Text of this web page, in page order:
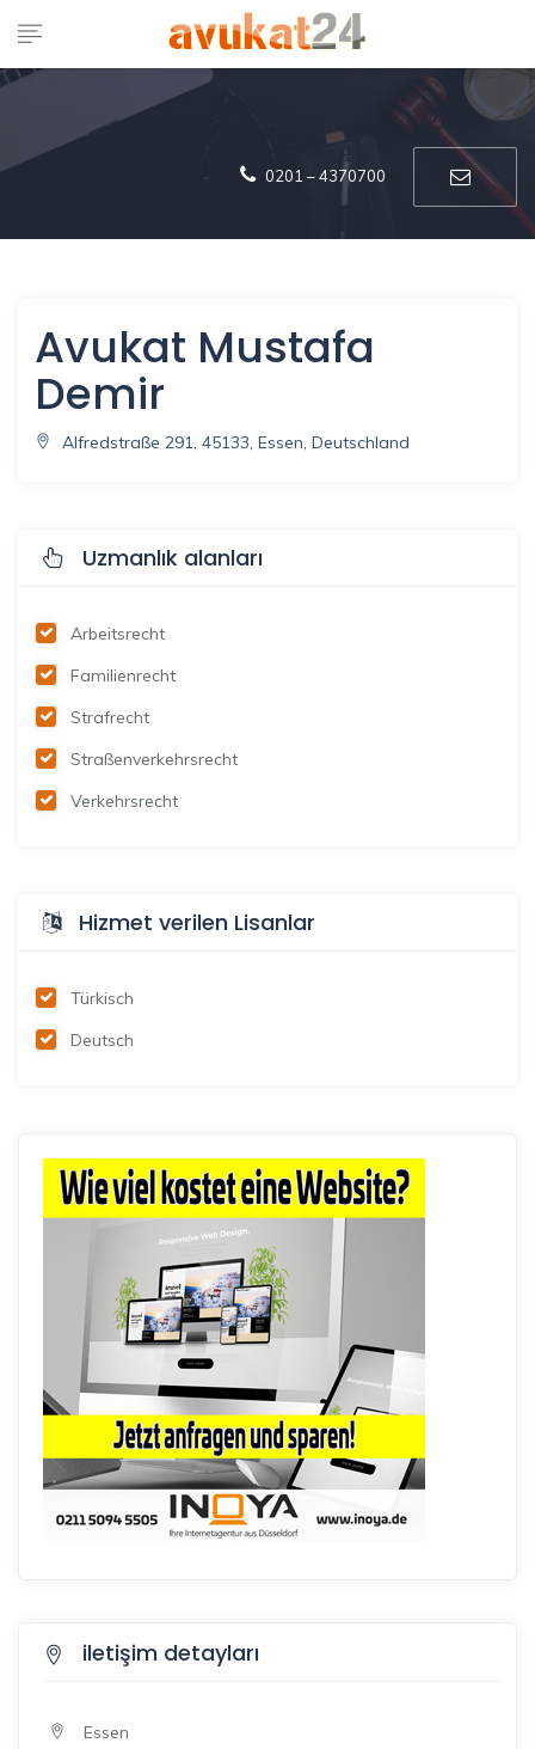
0201 – 4370700
Avukat Mustafa
Demir
Alfredstraße 291, 45133, Essen, Deutschland
Uzmanlık alanları
Arbeitsrecht
Familienrecht
Strafrecht
Straßenverkehrsrecht
Verkehrsrecht
Hizmet verilen Lisanlar
Türkisch
Deutsch
iletişim detayları
Essen